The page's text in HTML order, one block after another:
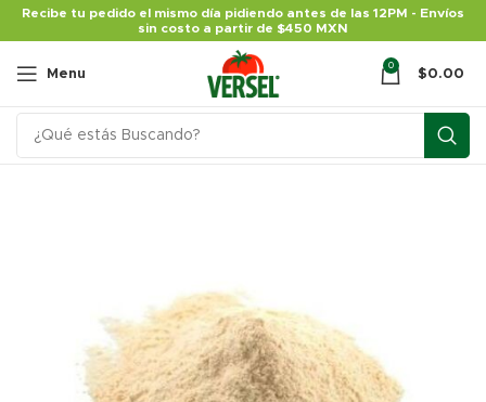
Recibe tu pedido el mismo día pidiendo antes de las 12PM - Envíos
sin costo a partir de $450 MXN
Menu
0
$0.00